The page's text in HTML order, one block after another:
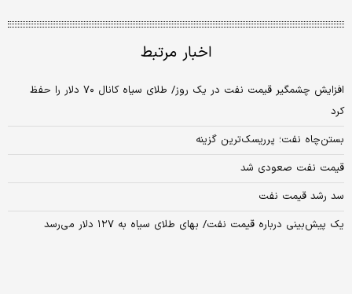
اخبار مرتبط
افزایش چشمگیر قیمت نفت در یک روز/ طلای سیاه کانال ۷۰ دلار را حفظ
کرد
بستن‌چاه‌ نفت‌؛ پرریسک‌ترین گزینه
قیمت نفت صعودی شد
سد رشد قیمت نفت
یک پیش‌بینی درباره قیمت نفت/ بهای طلای سیاه به ۱۲۷ دلار می‌رسد